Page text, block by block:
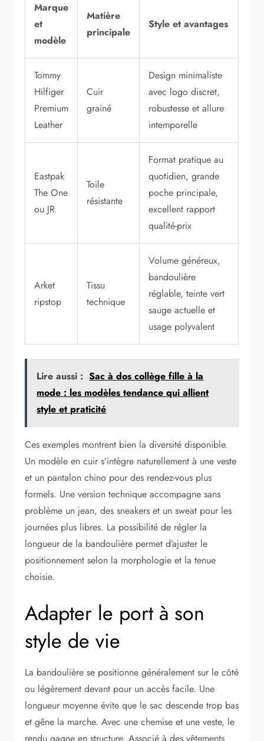
Marque
et
modèle
Matière
principale
Style et avantages
Tommy
Hilfiger
Premium
Leather
Cuir
grainé
Design minimaliste
avec logo discret,
robustesse et allure
intemporelle
Eastpak
The One
ou JR
Toile
résistante
Format pratique au
quotidien, grande
poche principale,
excellent rapport
qualité-prix
Arket
ripstop
Tissu
technique
Volume généreux,
bandoulière
réglable, teinte vert
sauge actuelle et
usage polyvalent
Lire aussi : Sac à dos collège fille à la
mode : les modèles tendance qui allient
style et praticité
Ces exemples montrent bien la diversité disponible.
Un modèle en cuir s’intègre naturellement à une veste
et un pantalon chino pour des rendez-vous plus
formels. Une version technique accompagne sans
problème un jean, des sneakers et un sweat pour les
journées plus libres. La possibilité de régler la
longueur de la bandoulière permet d’ajuster le
positionnement selon la morphologie et la tenue
choisie.
Adapter le port à son
style de vie
La bandoulière se positionne généralement sur le côté
ou légèrement devant pour un accès facile. Une
longueur moyenne évite que le sac descende trop bas
et gêne la marche. Avec une chemise et une veste, le